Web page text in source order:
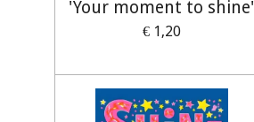
'Your moment to shine'
€ 1,20